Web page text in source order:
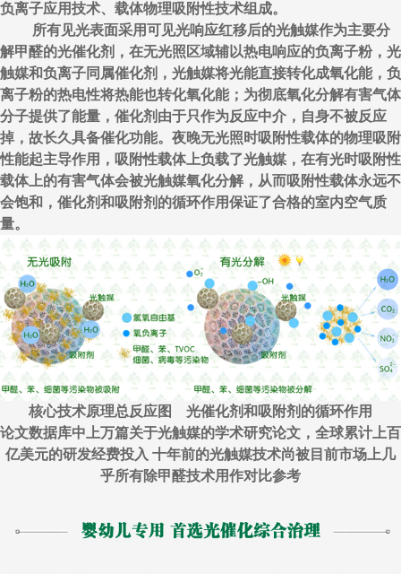
负离子应用技术、载体物理吸附性技术组成。
所有见光表面采用可见光响应红移后的光触媒作为主要分
解甲醛的光催化剂，在无光照区域辅以热电响应的负离子粉，光
触媒和负离子同属催化剂，光触媒将光能直接转化成氧化能，负
离子粉的热电性将热能也转化氧化能；为彻底氧化分解有害气体
分子提供了能量，催化剂由于只作为反应中介，自身不被反应
掉，故长久具备催化功能。夜晚无光照时吸附性载体的物理吸附
性能起主导作用，吸附性载体上负载了光触媒，在有光时吸附性
载体上的有害气体会被光触媒氧化分解，从而吸附性载体永远不
会饱和，催化剂和吸附剂的循环作用保证了合格的室内空气质
量。
核心技术原理总反应图 光催化剂和吸附剂的循环作用
论文数据库中上万篇关于光触媒的学术研究论文，全球累计上百
亿美元的研发经费投入 十年前的光触媒技术尚被目前市场上几
乎所有除甲醛技术用作对比参考